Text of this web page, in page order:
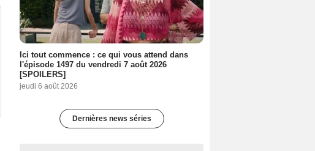
Ici tout commence : ce qui vous attend dans
l'épisode 1497 du vendredi 7 août 2026
[SPOILERS]
jeudi 6 août 2026
Dernières news séries